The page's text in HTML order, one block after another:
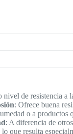
nivel de resistencia a
: Ofrece buena
o a productos
: A diferencia de
que resulta